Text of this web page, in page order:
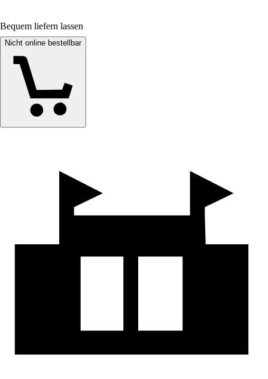
Bequem liefern lassen
Nicht online bestellbar